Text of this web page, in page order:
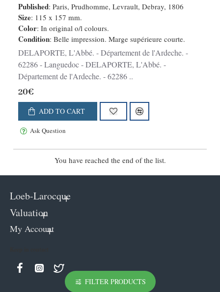
Published: Paris, Prudhomme, Levrault, Debray, 1806
Size: 115 x 157 mm.
Color: In original o/l colours.
Condition: Belle impression. Marge supérieure courte.
DELAPORTE, L'Abbé. - Département de l'Ardeche. -
62286 - Languedoc - DELAPORTE, L'Abbé. -
Département de l'Ardeche. - 62286 ..
20€
ADD TO CART
Ask Question
You have reached the end of the list.
Loeb-Larocque
Valuation
My Account
FILTER PRODUCTS